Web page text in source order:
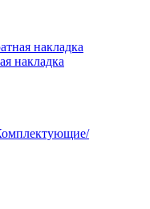
накладка
накладка